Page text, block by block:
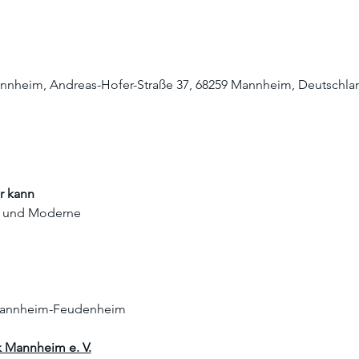
Andreas-Hofer-Straße 37, 68259 Mannheim,
kann
und Moderne
Feudenheim
e. V.